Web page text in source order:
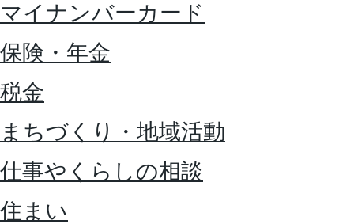
マイナンバーカード
保険・年金
税金
まちづくり・地域活動
仕事やくらしの相談
住まい